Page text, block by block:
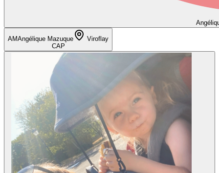
AMAngélique Mazuque
Viroflay
CAP